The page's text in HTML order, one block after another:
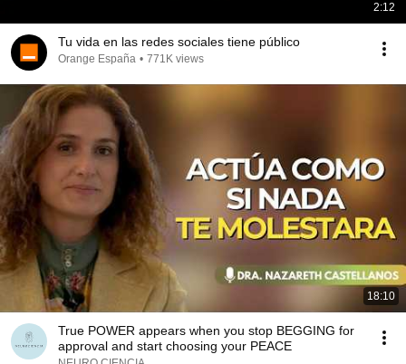
2:12
Tu vida en las redes sociales tiene público
Orange España • 771K views
18:10
True POWER appears when you stop BEGGING for
approval and start choosing your PEACE